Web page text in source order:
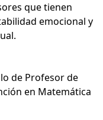
que tienen
emocional y
de Profesor de
en Matemática